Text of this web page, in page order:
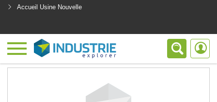
Accueil Usine Nouvelle